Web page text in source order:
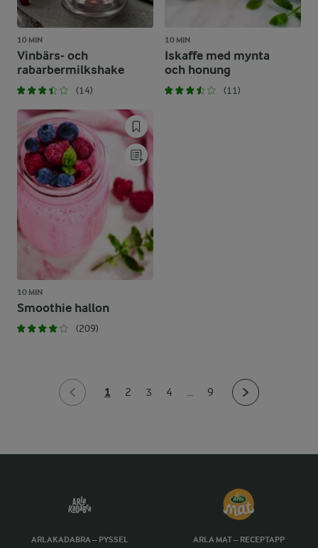
10 MIN
Vinbärs- och
rabarbermilkshake
(14)
10 MIN
Iskaffe med mynta
och honung
(11)
10 MIN
Smoothie hallon
(209)
1 2 3 4 ... 9
ARLAKADABRA – PYSSEL
ARLA MAT – RECEPTAPP